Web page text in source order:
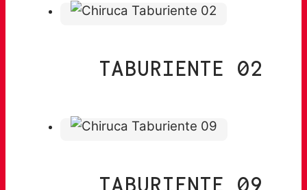
TABURIENTE 02
TABURIENTE 09